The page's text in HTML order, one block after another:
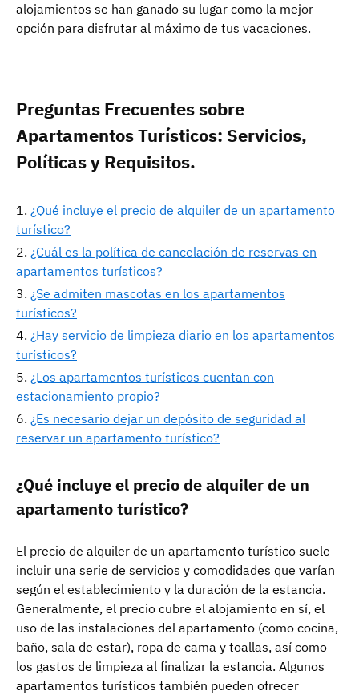
alojamientos se han ganado su lugar como la mejor
opción para disfrutar al máximo de tus vacaciones.
Preguntas Frecuentes sobre
Apartamentos Turísticos: Servicios,
Políticas y Requisitos.
¿Qué incluye el precio de alquiler de un apartamento
turístico?
¿Cuál es la política de cancelación de reservas en
apartamentos turísticos?
¿Se admiten mascotas en los apartamentos
turísticos?
¿Hay servicio de limpieza diario en los apartamentos
turísticos?
¿Los apartamentos turísticos cuentan con
estacionamiento propio?
¿Es necesario dejar un depósito de seguridad al
reservar un apartamento turístico?
¿Qué incluye el precio de alquiler de un
apartamento turístico?
El precio de alquiler de un apartamento turístico suele
incluir una serie de servicios y comodidades que varían
según el establecimiento y la duración de la estancia.
Generalmente, el precio cubre el alojamiento en sí, el
uso de las instalaciones del apartamento (como cocina,
baño, sala de estar), ropa de cama y toallas, así como
los gastos de limpieza al finalizar la estancia. Algunos
apartamentos turísticos también pueden ofrecer